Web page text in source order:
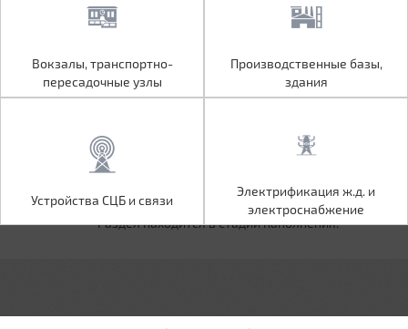
Вокзалы, транспортно-
пересадочные узлы
Производственные базы,
Электрификация ж.д. и
электроснабжение
Вокзалы, транспортно-
пересадочные узлы
Производственные базы,
здания
Устройства СЦБ и связи
Электрификация ж.д. и
электроснабжение
Раздел находится в стадии наполнения.